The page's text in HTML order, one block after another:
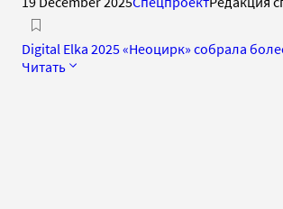
Digital Elka 2025 «Неоцирк» собрала
Читать